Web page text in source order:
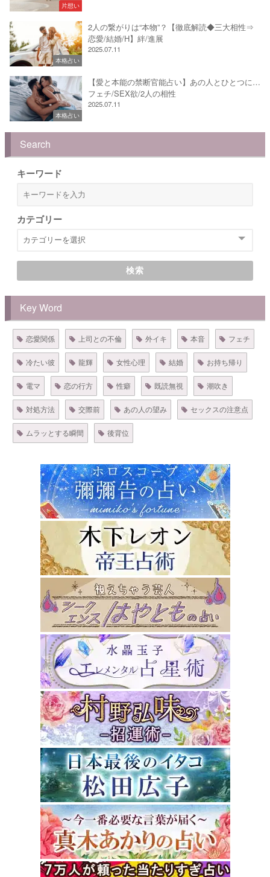
片想い
本格占い
2人の繋がりは“本物”？【徹底解読◆三大相性⇒
恋愛/結婚/H】絆/進展
2025.07.11
本格占い
【愛と本能の禁断官能占い】あの人とひとつに…
フェチ/SEX欲/2人の相性
2025.07.11
Search
キーワード
カテゴリー
検索
Key Word
恋愛関係 上司との不倫 外イキ 本音 フェチ
冷たい彼 龍輝 女性心理 結婚 お持ち帰り
電マ 恋の行方 性癖 既読無視 潮吹き
対処方法 交際前 あの人の望み セックスの注意点
ムラッとする瞬間 後背位